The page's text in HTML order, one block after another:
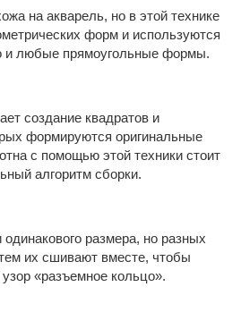
на акварель, но в этой технике
форм и используются
и любые прямоугольные формы.
создание квадратов и
формируются оригинальные
с помощью этой техники стоит
алгоритм сборки.
размера, но разных
их сшивают вместе, чтобы
«разъемное кольцо».